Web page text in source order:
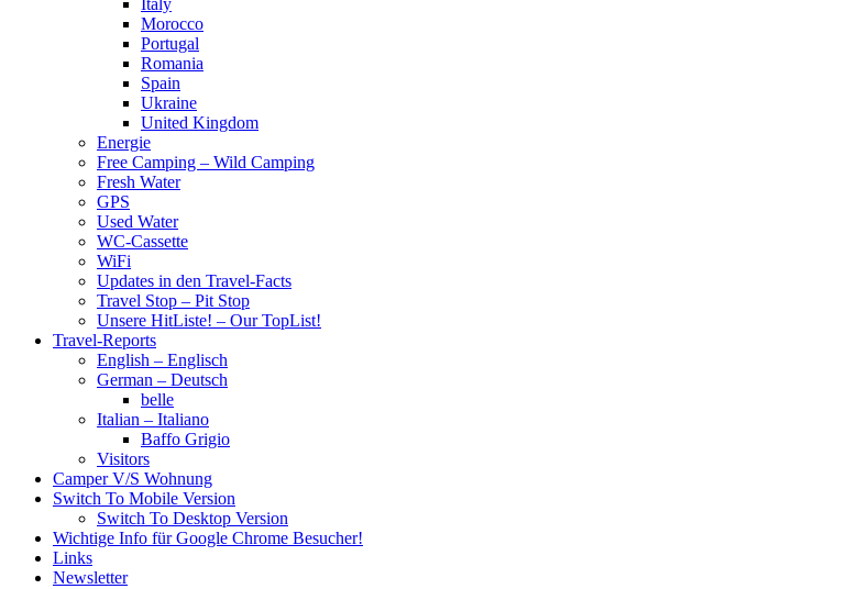
Italy
Morocco
Portugal
Romania
Spain
Ukraine
United Kingdom
Energie
Free Camping – Wild Camping
Fresh Water
GPS
Used Water
WC-Cassette
WiFi
Updates in den Travel-Facts
Travel Stop – Pit Stop
Unsere HitListe! – Our TopList!
Travel-Reports
English – Englisch
German – Deutsch
belle
Italian – Italiano
Baffo Grigio
Visitors
Camper V/S Wohnung
Switch To Mobile Version
Switch To Desktop Version
Wichtige Info für Google Chrome Besucher!
Links
Newsletter